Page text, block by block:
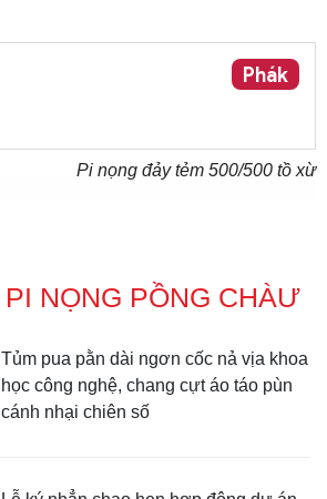
Phák
Pi nọng đảy tẻm 500/500 tồ xừ
NỌNG PỒNG CHÀƯ
Tủm pua pằn dài ngơn cốc nả vịa khoa
học công nghệ, chang cựt áo táo pùn
cánh nhại chiên số